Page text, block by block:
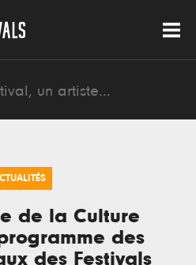
de la Culture
des
des Festivals